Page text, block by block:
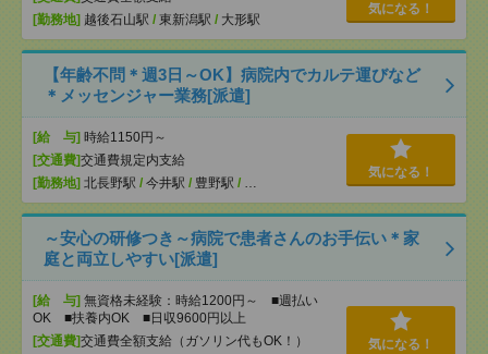
[勤務地] 越後石山駅 / 東新潟駅 / 大形駅
気になる！
【年齢不問＊週3日～OK】病院内でカルテ運びなど
＊メッセンジャー業務[派遣]
[給 与] 時給1150円～
[交通費]交通費規定内支給
[勤務地] 北長野駅 / 今井駅 / 豊野駅 / …
気になる！
～安心の研修つき～病院で患者さんのお手伝い＊家
庭と両立しやすい[派遣]
[給 与] 無資格未経験：時給1200円～ ■週払い
OK ■扶養内OK ■日収9600円以上
[交通費]交通費全額支給（ガソリン代もOK！）
気になる！